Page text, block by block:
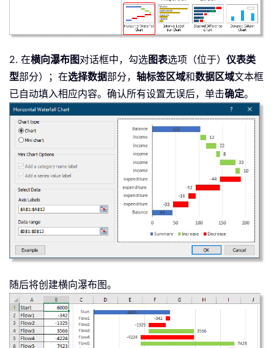
2. 在横向瀑布图对话框中，勾选图表选项（位于） 仪表类
型部分）；在选择数据部分， 轴标签区域和数据区域文本框
已自动填入相应内容。确认所有设置无误后，单击确定。
随后将创建横向瀑布图。